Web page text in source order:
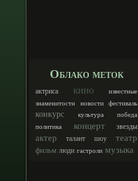
Облако меток
актриса кино
известные
знаменитости
новости фестиваль
конкурс культура
победа
политика
концерт звезды
актер талант шоу театр
фильм люди гастроли музыка